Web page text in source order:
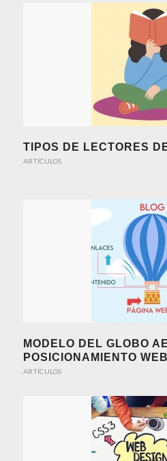
TIPOS DE LECTORES
ARTÍCULOS
MODELO DEL GLOBO
POSICIONAMIENTO
ARTÍCULOS